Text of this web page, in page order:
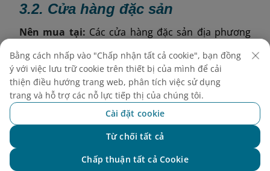
3.2. Cửa hàng đặc sản
Nên mua tại: Các cửa hàng đặc sản địa phương
bay Phú Quốc.
Thuận lợi:Sản phẩm được đóng gói chuyên
nghiệp, giá cả được dán nhãn rõ ràng và dễ dàng
mang theo trong những chuyến đi dài.
Các cửa hàng được đề xuất:
Đặc sản Phú Quốc - Long Beach Center
Bằng cách nhấp vào "Chấp nhận tất cả cookie", bạn đồng
ý với việc lưu trữ cookie trên thiết bị của mình để cải
thiện điều hướng trang web, phân tích việc sử dụng
trang và hỗ trợ các nỗ lực tiếp thị của chúng tôi.
Cài đặt cookie
Từ chối tất cả
Chấp thuận tất cả Cookie